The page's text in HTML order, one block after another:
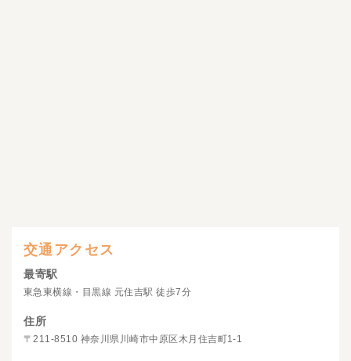
交通アクセス
最寄駅
東急東横線・目黒線 元住吉駅 徒歩7分
住所
〒211-8510 神奈川県川崎市中原区木月住吉町1-1